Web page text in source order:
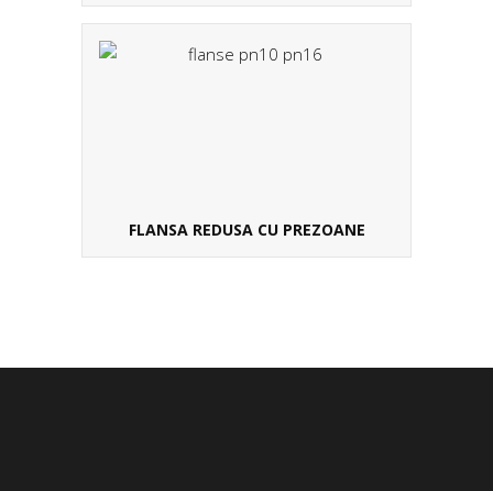
FLANSA REDUSA CU PREZOANE